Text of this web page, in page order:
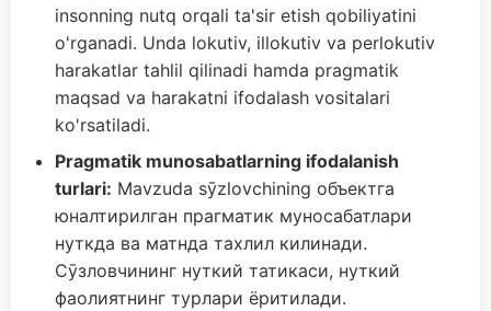
insonning nutq orqali ta'sir etish qobiliyatini
o'rganadi. Unda lokutiv, illokutiv va perlokutiv
harakatlar tahlil qilinadi hamda pragmatik
maqsad va harakatni ifodalash vositalari
ko'rsatiladi.
Pragmatik munosabatlarning ifodalanish
turlari: Mavzuda sӯzlovchining объектга
юналтирилган прагматик муносабатлари
нуткда ва матнда тахлил килинади.
Сӯзловчининг нуткий татикаси, нуткий
фаолиятнинг турлари ёритилади.